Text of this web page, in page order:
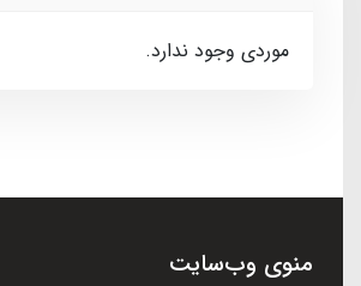
موردی وجود ندارد.
منوی وب‌سایت